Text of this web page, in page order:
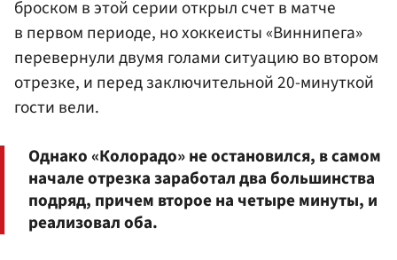
броском в этой серии открыл счет в матче
в первом периоде, но хоккеисты «Виннипега»
перевернули двумя голами ситуацию во втором
отрезке, и перед заключительной 20-минуткой
гости вели.
Однако «Колорадо» не остановился, в самом
начале отрезка заработал два большинства
подряд, причем второе на четыре минуты, и
реализовал оба.